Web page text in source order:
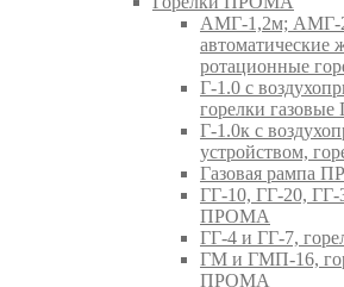
АМГ-1,2м; АМГ-
автоматические
ротационные
Г-1.0 с
горелки
Г-1.0к с
устройством,
Газовая рампа
ГГ-10, ГГ-20, ГГ-
ПРОМА
ГГ-4 и ГГ-7,
ГМ и ГМП-16,
ПРОМА